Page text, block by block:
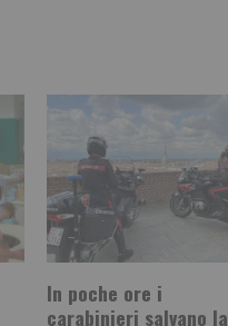
In poche ore i
carabinieri salvano la